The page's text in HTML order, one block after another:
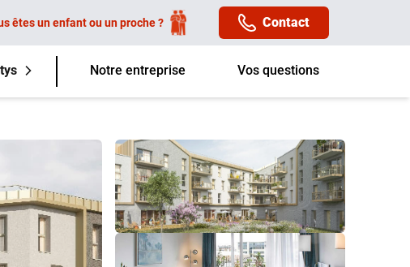
êtes un enfant ou un proche ? Contact
Notre entreprise Vos questions